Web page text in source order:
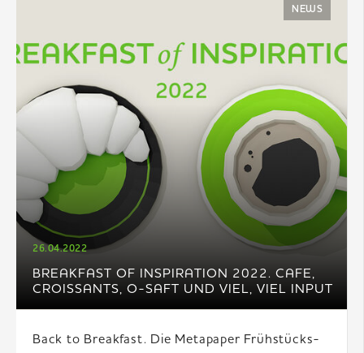
BREAKFAST OF INSPIRATION 2022. CAFE,
CROISSANTS, O-SAFT UND VIEL, VIEL INPUT
26.04.2022
NEWS
Back to Breakfast. Die Metapaper Frühstücks-